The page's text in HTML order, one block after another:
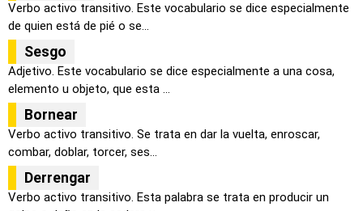
Verbo activo transitivo. Este vocabulario se dice especialmente
de quien está de pié o se...
Sesgo
Adjetivo. Este vocabulario se dice especialmente a una cosa,
elemento u objeto, que esta ...
Bornear
Verbo activo transitivo. Se trata en dar la vuelta, enroscar,
combar, doblar, torcer, ses...
Derrengar
Verbo activo transitivo. Esta palabra se trata en producir un